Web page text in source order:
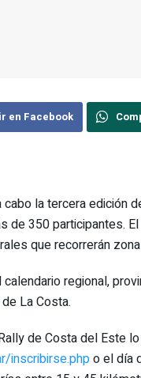
en Facebook
la tercera edición
de 350 participantes.
que recorrerán
regional,
La Costa.
de Costa del Este
inscribirse.phpo el día